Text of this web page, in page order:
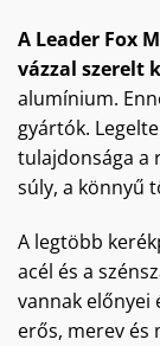
A Leader Fox
vázzal szerelt
alumínium.
gyártók.
tulajdonsága a
súly, a könnyű
A legtöbb
acél és a
vannak előnyei
erős, merev és